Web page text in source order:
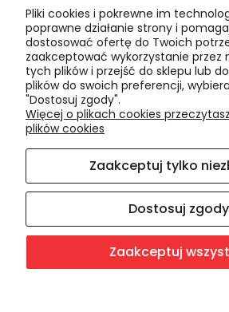
Informacje
Polityka cookies
Polityka prywatności
Blog
O nas
Kontakt i dane firmy
O firmie
Pliki cookies i pokrewne im
poprawne działanie strony i
dostosować ofertę do Twoich
zaakceptować wykorzystanie przez
tych plików i przejść do sklepu lub
plików do swoich preferencji,
"Dostosuj zgody".
Więcej o plikach cookies
plików cookies
Zaakceptuj tylko
Dostosuj zgody
Zaakceptuj